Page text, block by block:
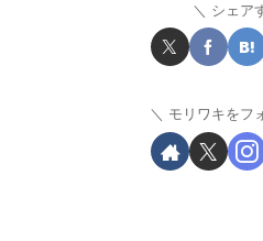
シェア
モリワキをフ